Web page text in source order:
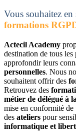
Vous souhaitez
formations
Actecil Academy
destination de tous
approfondir leurs
personnelles. Nous
souhaitent offrir des
Retrouvez des
métier de délégué à
mise en conformité
des ateliers pour
informatique et